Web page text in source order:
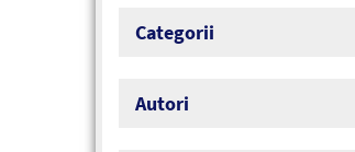
Categorii
Autori